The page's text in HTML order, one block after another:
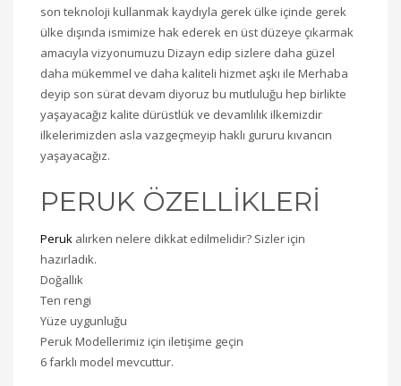
son teknoloji kullanmak kaydıyla gerek ülke içinde gerek
ülke dışında ismimize hak ederek en üst düzeye çıkarmak
amacıyla vizyonumuzu Dizayn edip sizlere daha güzel
daha mükemmel ve daha kaliteli hizmet aşkı ile Merhaba
deyip son sürat devam diyoruz bu mutluluğu hep birlikte
yaşayacağız kalite dürüstlük ve devamlılık ilkemizdir
ilkelerimizden asla vazgeçmeyip haklı gururu kıvancın
yaşayacağız.
PERUK ÖZELLİKLERİ
Peruk alırken nelere dikkat edilmelidir? Sizler için
hazırladık.
Doğallık
Ten rengi
Yüze uygunluğu
Peruk Modellerimiz için iletişime geçin
6 farklı model mevcuttur.